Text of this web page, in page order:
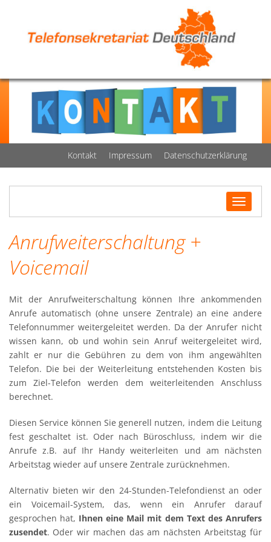
Kontakt Impressum Datenschutzerklärung
Toggle
Anrufweiterschaltung +
Voicemail
Mit der Anrufweiterschaltung können Ihre ankommenden
Anrufe automatisch (ohne unsere Zentrale) an eine andere
Telefonnummer weitergeleitet werden. Da der Anrufer nicht
wissen kann, ob und wohin sein Anruf weitergeleitet wird,
zahlt er nur die Gebühren zu dem von ihm angewählten
Telefon. Die bei der Weiterleitung entstehenden Kosten bis
zum Ziel-Telefon werden dem weiterleitenden Anschluss
berechnet.
Diesen Service können Sie generell nutzen, indem die Leitung
fest geschaltet ist. Oder nach Büroschluss, indem wir die
Anrufe z.B. auf Ihr Handy weiterleiten und am nächsten
Arbeitstag wieder auf unsere Zentrale zurücknehmen.
Alternativ bieten wir den 24-Stunden-Telefondienst an oder
ein Voicemail-System, das, wenn ein Anrufer darauf
gesprochen hat, Ihnen eine Mail mit dem Text des Anrufers
zusendet. Oder wir machen das am nächsten Arbeitstag für